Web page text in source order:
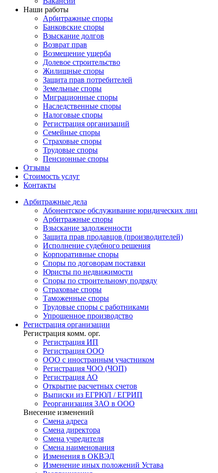
Наши работы
Арбитражные споры
Банковские споры
Взыскание долгов
Возврат прав
Возмещение ущерба
Долевое строительство
Жилищные споры
Защита прав потребителей
Земельные споры
Миграционные споры
Наследственные споры
Налоговые споры
Регистрация организаций
Семейные споры
Страховые споры
Трудовые споры
Пенсионные споры
Отзывы
Стоимость услуг
Контакты
Арбитражные дела
Абонентское обслуживание юридических лиц
Арбитражные споры
Взыскание задолженности
Защита прав продавцов (производителей)
Исполнение судебного решения
Корпоративные споры
Споры по договорам поставки
Юристы по недвижимости
Споры по строительному подряду
Страховые споры
Таможенные споры
Трудовые споры с работниками
Упрощенное производство
Регистрация организации
Регистрация комм. орг.
Регистрация ИП
Регистрация ООО
ООО с иностранным участником
Регистрация ЧОО (ЧОП)
Регистрация АО
Открытие расчетных счетов
Выписки из ЕГРЮЛ / ЕГРИП
Реорганизация ЗАО в ООО
Внесение изменений
Смена адреса
Смена директора
Cмена учредителя
Смена наименования
Изменения в ОКВЭД
Изменение иных положений Устава